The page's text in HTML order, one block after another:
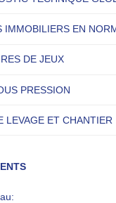
IMMOBILIERS EN
DE JEUX
PRESSION
LEVAGE ET CHANTIER